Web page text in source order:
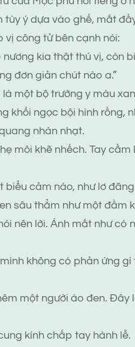
tùy ý dựa vào ghế, mắt
vị công tử bên cạnh nói:
nương kia thật thú vị, còn
đơn giản chút nào a.”
một bộ trường y màu
khối ngọc bội hình rồng,
nhàn nhạt.
môi khẽ nhếch. Tay
cảm nào, như lơ
sâu thẳm như một đầm
nên lời. Ánh mắt như có
không có phản ứng
một người áo đen. Đây
kính chấp tay hành lễ.